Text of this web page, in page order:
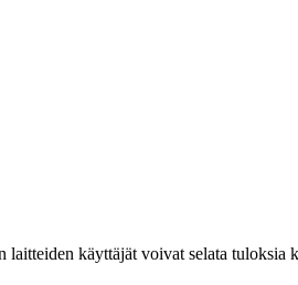
käyttäjät voivat selata tuloksia